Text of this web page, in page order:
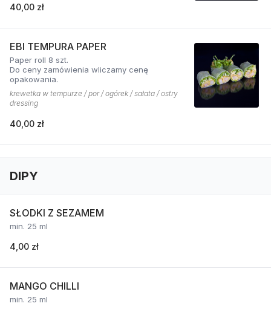
40,00 zł
EBI TEMPURA PAPER
Paper roll 8 szt.
Do ceny zamówienia wliczamy cenę
opakowania.
krewetka w tempurze / por / ogórek / sałata / ostry
dressing
40,00 zł
DIPY
SŁODKI Z SEZAMEM
min. 25 ml
4,00 zł
MANGO CHILLI
min. 25 ml